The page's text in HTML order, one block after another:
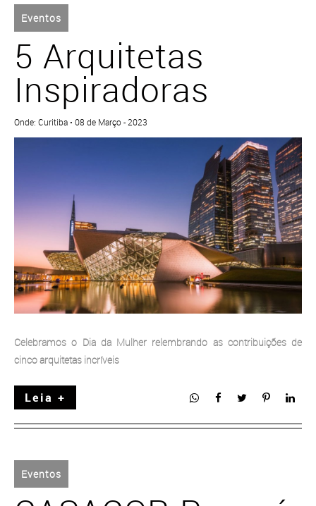
Eventos
5 Arquitetas
Inspiradoras
Onde: Curitiba • 08 de Março - 2023
Celebramos o Dia da Mulher relembrando as contribuições de
cinco arquitetas incríveis
Leia +
Eventos